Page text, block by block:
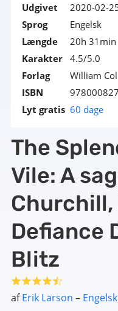
Udgivet
2020-02-
Sprog
Engelsk
Længde
20h 31min
Karakter
4.5/5.0
Forlag
William
ISBN
Lyt gratis 60 dage
The
Vile: A
Churchill,
Defiance
Blitz
afErik Larson – Engelsk